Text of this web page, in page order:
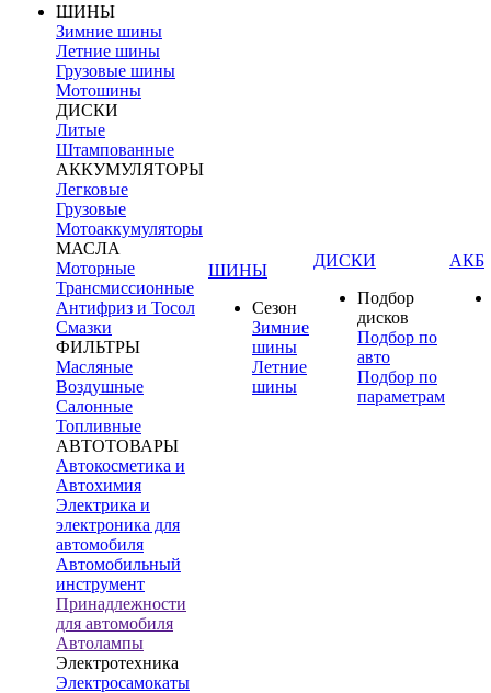
ШИНЫ
Зимние шины
Летние шины
Грузовые шины
Мотошины
ДИСКИ
Литые
Штампованные
АККУМУЛЯТОРЫ
Легковые
Грузовые
Мотоаккумуляторы
МАСЛА
Моторные
Трансмиссионные
Антифриз и Тосол
Смазки
ФИЛЬТРЫ
Масляные
Воздушные
Салонные
Топливные
АВТОТОВАРЫ
Автокосметика и
Автохимия
Электрика и
электроника для
автомобиля
Автомобильный
инструмент
Принадлежности
для автомобиля
Автолампы
Электротехника
Электросамокаты
ШИНЫ
Сезон
Зимние
шины
Летние
шины
ДИСКИ
Подбор
дисков
Подбор по
авто
Подбор по
параметрам
АКБ